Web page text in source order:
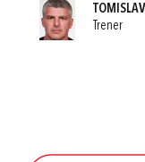
Trener